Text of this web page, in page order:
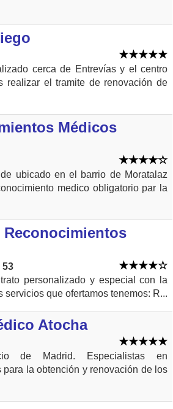
cerca de Entrevías y el centro
realizar el tramite de renovación de
Médicos
ubicado en el barrio de Moratalaz
medico obligatorio par la
Reconocimientos
53
personalizado y especial con la
que ofertamos tenemos: R...
Atocha
de Madrid. Especialistas en
la obtención y renovación de los